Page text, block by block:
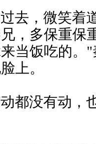
去，微笑着
，多保重保
当饭吃的。
上。
都没有动，